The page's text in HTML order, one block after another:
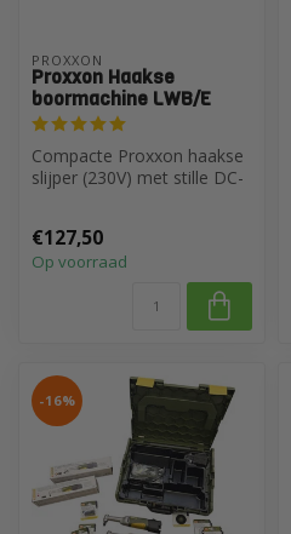
PROXXON
Proxxon Haakse
boormachine LWB/E
Compacte Proxxon haakse
slijper (230V) met stille DC-
€127,50
Op voorraad
-16%